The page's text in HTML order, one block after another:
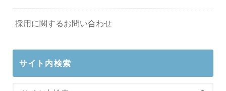
採用に関するお問い合わせ
サイト内検索